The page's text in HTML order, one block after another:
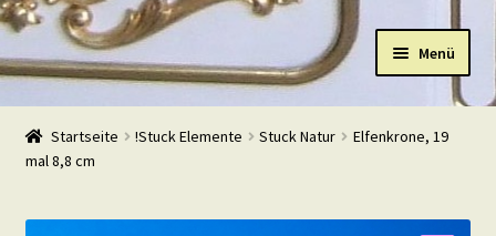
Navigation
Zum
Inhalt
Menü
Start
Shop
Warenkorb
Startseite !Stuck Elemente Stuck Natur
Elfenkrone, 19
mal 8,8 cm